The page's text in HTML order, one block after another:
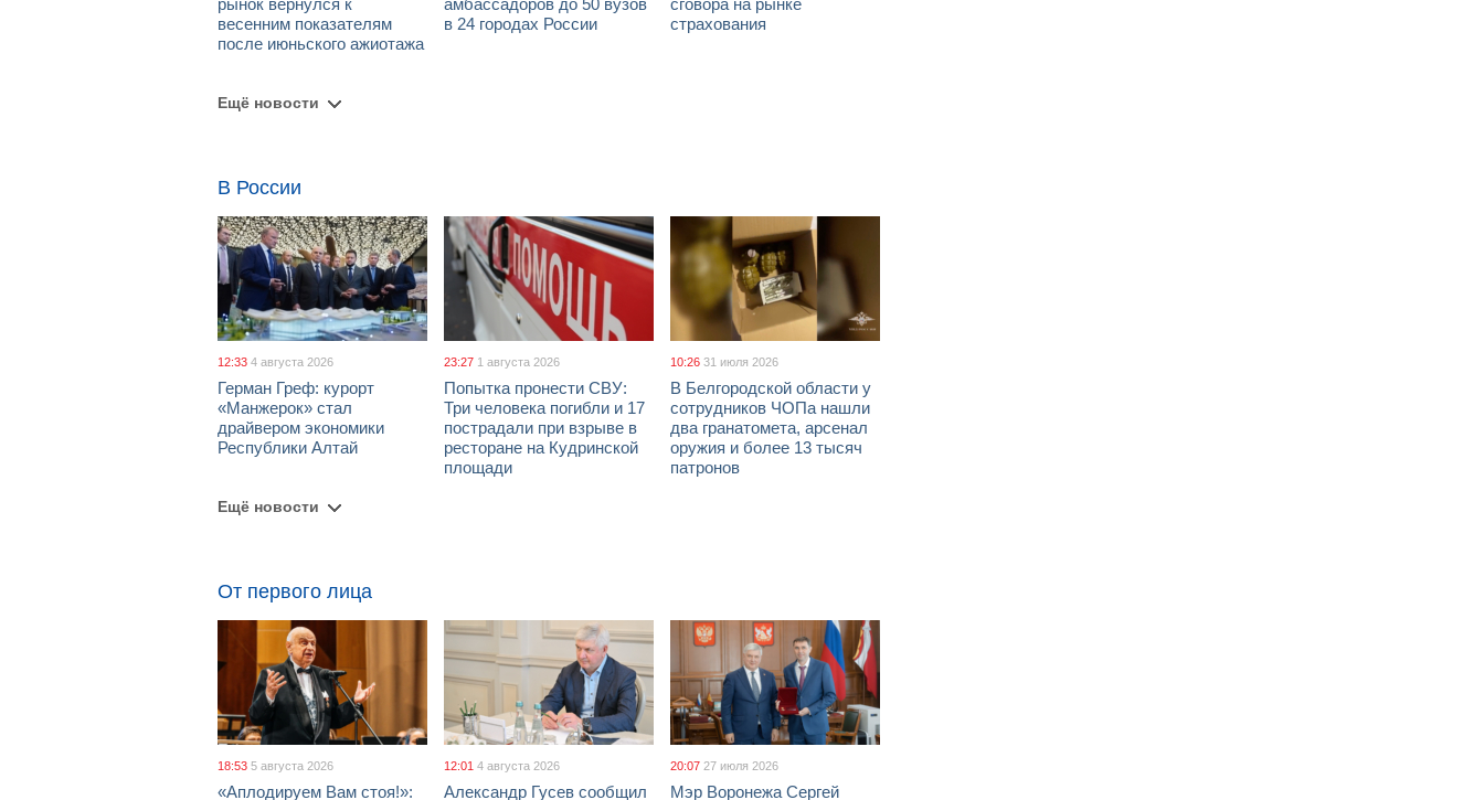
рынок вернулся к
весенним показателям
после июньского ажиотажа
амбассадоров до 50 вузов
в 24 городах России
сговора на рынке
страхования
Ещё новости
В России
12:33 4 августа 2026
Герман Греф: курорт
«Манжерок» стал
драйвером экономики
Республики Алтай
23:27 1 августа 2026
Попытка пронести СВУ:
Три человека погибли и 17
пострадали при взрыве в
ресторане на Кудринской
площади
10:26 31 июля 2026
В Белгородской области у
сотрудников ЧОПа нашли
два гранатомета, арсенал
оружия и более 13 тысяч
патронов
Ещё новости
От первого лица
18:53 5 августа 2026
«Аплодируем Вам стоя!»:
12:01 4 августа 2026
Александр Гусев сообщил
20:07 27 июля 2026
Мэр Воронежа Сергей